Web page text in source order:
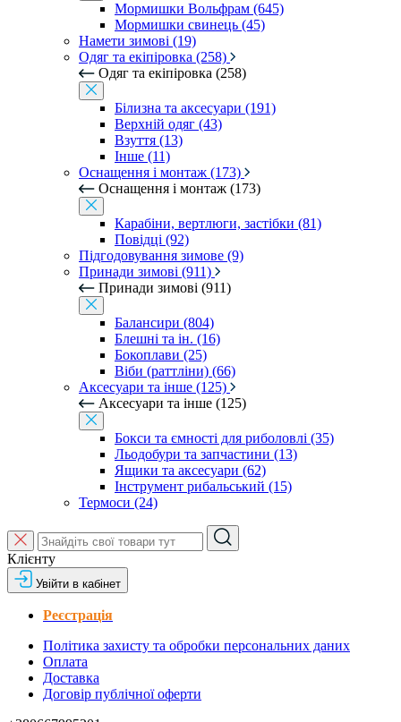
Мормишки Вольфрам (645)
Мормишки свинець (45)
Намети зимові (19)
Одяг та екіпіровка (258)
Одяг та екіпіровка (258)
Білизна та аксесуари (191)
Верхній одяг (43)
Взуття (13)
Інше (11)
Оснащення і монтаж (173)
Оснащення і монтаж (173)
Карабіни, вертлюги, застібки (81)
Повідці (92)
Підгодовування зимове (9)
Принади зимові (911)
Принади зимові (911)
Балансири (804)
Блешні та ін. (16)
Бокоплави (25)
Віби (раттліни) (66)
Аксесуари та інше (125)
Аксесуари та інше (125)
Бокси та ємності для риболовлі (35)
Льодобури та запчастини (13)
Ящики та аксесуари (62)
Інструмент рибальський (15)
Термоси (24)
Клієнту
Увійти в кабінет
Реєстрація
Політика захисту та обробки персональних даних
Оплата
Доставка
Договір публічної оферти